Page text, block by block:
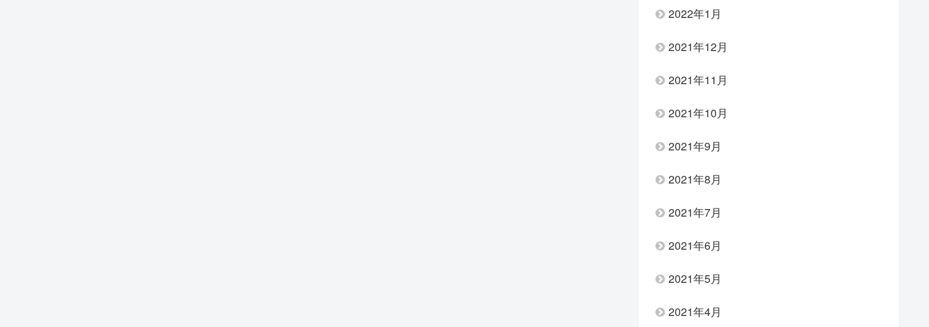
2022年1月
2021年12月
2021年11月
2021年10月
2021年9月
2021年8月
2021年7月
2021年6月
2021年5月
2021年4月